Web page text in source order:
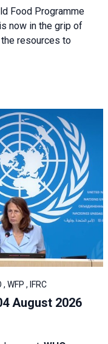
Food Programme
now in the grip of
resources to
WFP , IFRC
August 2026